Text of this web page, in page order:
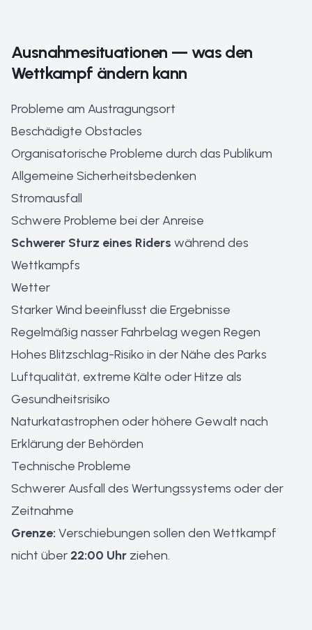
Ausnahmesituationen — was den
Wettkampf ändern kann
Probleme am Austragungsort
Beschädigte Obstacles
Organisatorische Probleme durch das Publikum
Allgemeine Sicherheitsbedenken
Stromausfall
Schwere Probleme bei der Anreise
Schwerer Sturz eines Riders während des
Wettkampfs
Wetter
Starker Wind beeinflusst die Ergebnisse
Regelmäßig nasser Fahrbelag wegen Regen
Hohes Blitzschlag-Risiko in der Nähe des Parks
Luftqualität, extreme Kälte oder Hitze als
Gesundheitsrisiko
Naturkatastrophen oder höhere Gewalt nach
Erklärung der Behörden
Technische Probleme
Schwerer Ausfall des Wertungssystems oder der
Zeitnahme
Grenze: Verschiebungen sollen den Wettkampf
nicht über 22:00 Uhr ziehen.